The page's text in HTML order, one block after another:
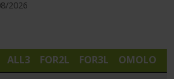
2026
ALL3 FOR2L FOR3L OMOLO